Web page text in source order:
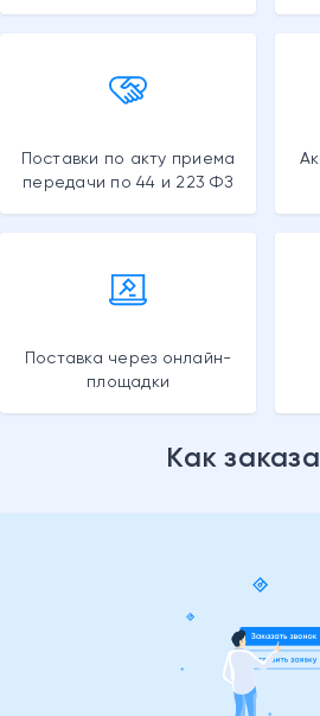
Поставки по акту приема
передачи по 44 и 223 ФЗ
Поставка через онлайн-
площадки
Как